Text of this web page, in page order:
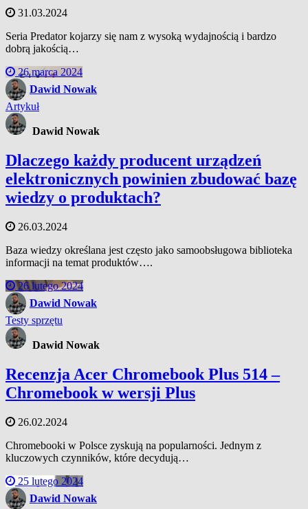
31.03.2024
Seria Predator kojarzy się nam z wysoką wydajnością i bardzo
dobrą jakością…
26 marca 2024
Dawid Nowak
Artykuł
Dawid Nowak
Dlaczego każdy producent urządzeń
elektronicznych powinien zbudować bazę
wiedzy o produktach?
26.03.2024
Baza wiedzy określana jest często jako samoobsługowa biblioteka
informacji na temat produktów….
26 lutego 2024
Dawid Nowak
Testy sprzętu
Dawid Nowak
Recenzja Acer Chromebook Plus 514 –
Chromebook w wersji Plus
26.02.2024
Chromebooki w Polsce zyskują na popularności. Jednym z
kluczowych czynników, które decydują…
25 lutego 2024
Dawid Nowak